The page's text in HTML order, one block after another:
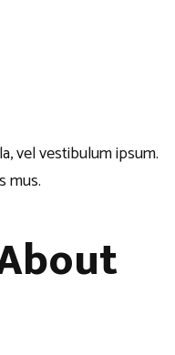
vel vestibulum ipsum.
mus.